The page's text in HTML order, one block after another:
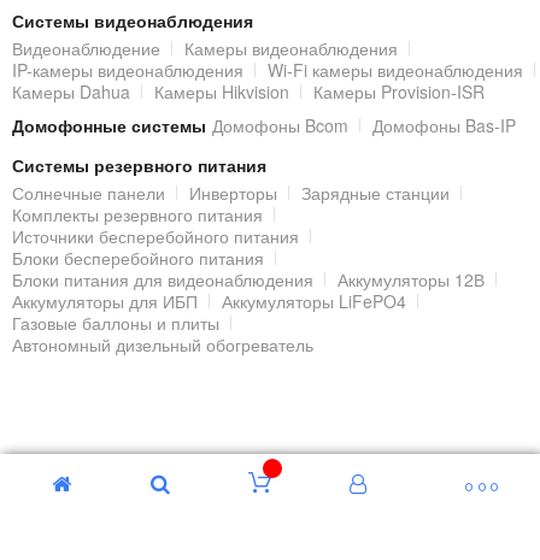
Системы видеонаблюдения
Видеонаблюдение
Камеры видеонаблюдения
IP-камеры видеонаблюдения
Wi-Fi камеры видеонаблюдения
Камеры Dahua
Камеры Hikvision
Камеры Provision-ISR
Домофонные системы Домофоны Bcom
Домофоны Bas-IP
Системы резервного питания
Солнечные панели
Инверторы
Зарядные станции
Комплекты резервного питания
Источники бесперебойного питания
Блоки бесперебойного питания
Блоки питания для видеонаблюдения
Аккумуляторы 12В
Аккумуляторы для ИБП
Аккумуляторы LiFePO4
Газовые баллоны и плиты
Автономный дизельный обогреватель